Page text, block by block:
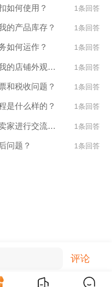
如何使用？ 1条回答
的产品库存？ 1条回答
如何运作？ 1条回答
我如何在Walmart平台上设置我的店铺外观和设计？ 1条回答
和税收问题？ 1条回答
是什么样的？ 1条回答
如何在Walmart平台上与其他卖家进行交流和合作？ 1条回答
问题？ 1条回答
评论